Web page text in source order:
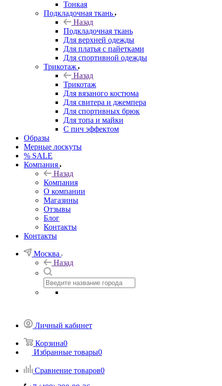
Тонкая
Подкладочная ткань
Назад
Подкладочная ткань
Для верхней одежды
Для платья с пайетками
Для спортивной одежды
Трикотаж
Назад
Трикотаж
Для вязаного костюма
Для свитера и джемпера
Для спортивных брюк
Для топа и майки
С пич эффектом
Образы
Мерные лоскуты
% SALE
Компания
Назад
Компания
О компании
Магазины
Отзывы
Блог
Контакты
Контакты
Москва
Назад
Личный кабинет
Корзина0
Избранные товары0
Сравнение товаров0